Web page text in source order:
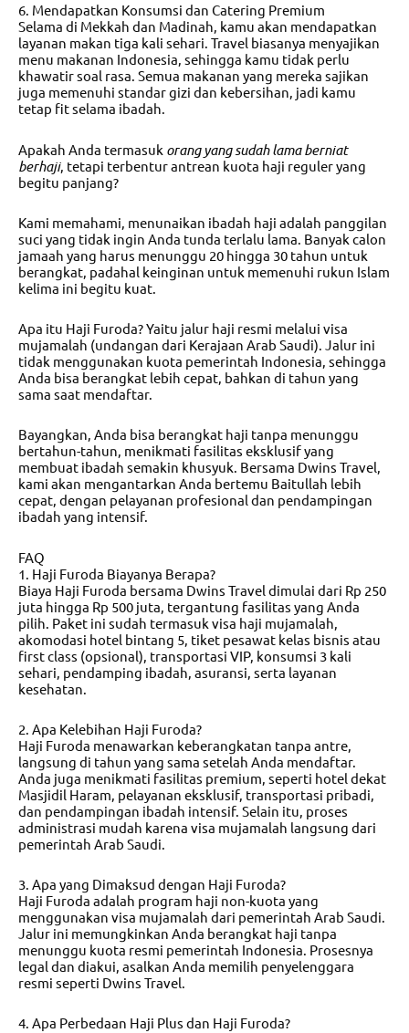
6. Mendapatkan Konsumsi dan Catering Premium
Selama di Mekkah dan Madinah, kamu akan mendapatkan
layanan makan tiga kali sehari. Travel biasanya menyajikan
menu makanan Indonesia, sehingga kamu tidak perlu
khawatir soal rasa. Semua makanan yang mereka sajikan
juga memenuhi standar gizi dan kebersihan, jadi kamu
tetap fit selama ibadah.
Apakah Anda termasuk orang yang sudah lama berniat
berhaji, tetapi terbentur antrean kuota haji reguler yang
begitu panjang?
Kami memahami, menunaikan ibadah haji adalah panggilan
suci yang tidak ingin Anda tunda terlalu lama. Banyak calon
jamaah yang harus menunggu 20 hingga 30 tahun untuk
berangkat, padahal keinginan untuk memenuhi rukun Islam
kelima ini begitu kuat.
Apa itu Haji Furoda? Yaitu jalur haji resmi melalui visa
mujamalah (undangan dari Kerajaan Arab Saudi). Jalur ini
tidak menggunakan kuota pemerintah Indonesia, sehingga
Anda bisa berangkat lebih cepat, bahkan di tahun yang
sama saat mendaftar.
Bayangkan, Anda bisa berangkat haji tanpa menunggu
bertahun-tahun, menikmati fasilitas eksklusif yang
membuat ibadah semakin khusyuk. Bersama Dwins Travel,
kami akan mengantarkan Anda bertemu Baitullah lebih
cepat, dengan pelayanan profesional dan pendampingan
ibadah yang intensif.
FAQ
1. Haji Furoda Biayanya Berapa?
Biaya Haji Furoda bersama Dwins Travel dimulai dari Rp 250
juta hingga Rp 500 juta, tergantung fasilitas yang Anda
pilih. Paket ini sudah termasuk visa haji mujamalah,
akomodasi hotel bintang 5, tiket pesawat kelas bisnis atau
first class (opsional), transportasi VIP, konsumsi 3 kali
sehari, pendamping ibadah, asuransi, serta layanan
kesehatan.
2. Apa Kelebihan Haji Furoda?
Haji Furoda menawarkan keberangkatan tanpa antre,
langsung di tahun yang sama setelah Anda mendaftar.
Anda juga menikmati fasilitas premium, seperti hotel dekat
Masjidil Haram, pelayanan eksklusif, transportasi pribadi,
dan pendampingan ibadah intensif. Selain itu, proses
administrasi mudah karena visa mujamalah langsung dari
pemerintah Arab Saudi.
3. Apa yang Dimaksud dengan Haji Furoda?
Haji Furoda adalah program haji non-kuota yang
menggunakan visa mujamalah dari pemerintah Arab Saudi.
Jalur ini memungkinkan Anda berangkat haji tanpa
menunggu kuota resmi pemerintah Indonesia. Prosesnya
legal dan diakui, asalkan Anda memilih penyelenggara
resmi seperti Dwins Travel.
4. Apa Perbedaan Haji Plus dan Haji Furoda?